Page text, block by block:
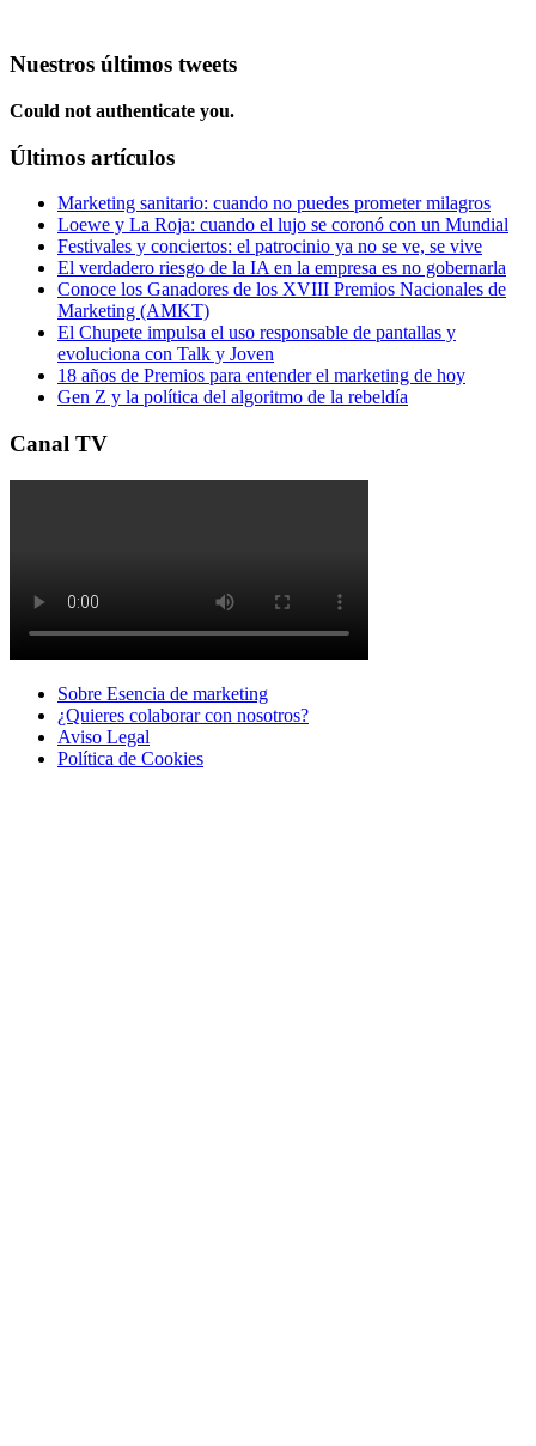
Nuestros últimos tweets
Could not authenticate you.
Últimos artículos
Marketing sanitario: cuando no puedes prometer milagros
Loewe y La Roja: cuando el lujo se coronó con un Mundial
Festivales y conciertos: el patrocinio ya no se ve, se vive
El verdadero riesgo de la IA en la empresa es no gobernarla
Conoce los Ganadores de los XVIII Premios Nacionales de
Marketing (AMKT)
El Chupete impulsa el uso responsable de pantallas y
evoluciona con Talk y Joven
18 años de Premios para entender el marketing de hoy
Gen Z y la política del algoritmo de la rebeldía
Canal TV
Sobre Esencia de marketing
¿Quieres colaborar con nosotros?
Aviso Legal
Polí­tica de Cookies